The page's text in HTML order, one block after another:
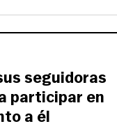
seguidoras
participar en
a él